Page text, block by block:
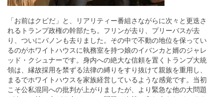
「お前はクビだ」と、リアリティー番組さながらに次々と更迭さ
れるトランプ政権の幹部たち。フリンが去り、プリーバスが去
り、ついにバノンも去りました。その中で不動の地位を保ってい
るのがホワイトハウスに執務室を持つ娘のイバンカと婿のジャレ
ッド・クシュナーです。身内への絶大な信頼を置くトランプ大統
領は、縁故採用を禁ずる法律の縛りをすり抜けて親族を重用し、
まるでホワイトハウスを家族経営しているような感覚です。当初
こそ公私混同への批判が上がりましたが、より緊急な他の大問題